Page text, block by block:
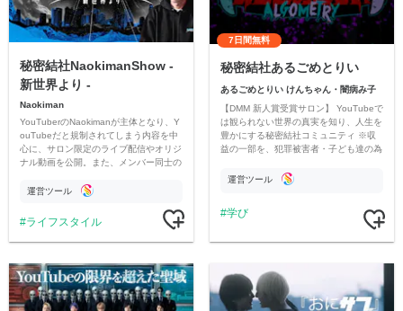
秘密結社NaokimanShow -
新世界より -
Naokiman
YouTuberのNaokimanが主体となり、Y
ouTubeだと規制されてしまう内容を中
心に、サロン限定のライブ配信やオリジ
ナル動画を公開。また、メンバー同士の
ただいています。
運営ツール
ライフスタイル
7日間無料
秘密結社あるごめとりい
あるごめとりい けんちゃん・闇病み子
【DMM 新人賞受賞サロン】 YouTubeで
は観られない世界の真実を知り、人生を
豊かにする秘密結社コミュニティ ※収
益の一部を、犯罪被害者・子ども達の為
す運営ツール
学び